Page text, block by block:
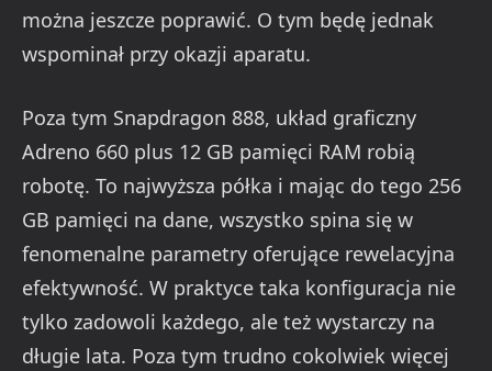
można jeszcze poprawić. O tym będę jednak
wspominał przy okazji aparatu.
Poza tym Snapdragon 888, układ graficzny
Adreno 660 plus 12 GB pamięci RAM robią
robotę. To najwyższa półka i mając do tego 256
GB pamięci na dane, wszystko spina się w
fenomenalne parametry oferujące rewelacyjna
efektywność. W praktyce taka konfiguracja nie
tylko zadowoli każdego, ale też wystarczy na
długie lata. Poza tym trudno cokolwiek więcej